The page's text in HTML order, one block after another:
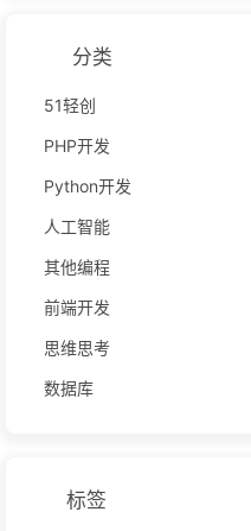
分类
51轻创
PHP开发
Python开发
人工智能
其他编程
前端开发
思维思考
数据库
标签